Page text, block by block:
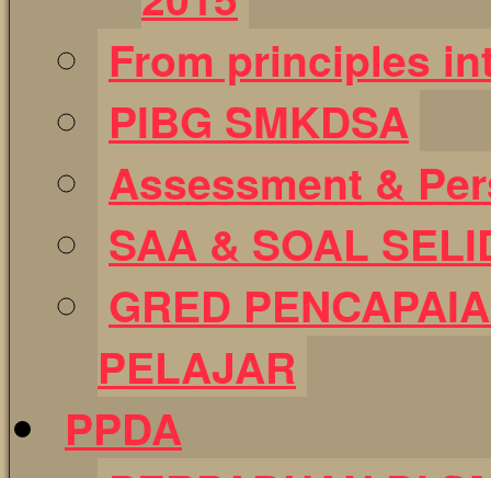
From principles
PIBG SMKDSA
Assessment &
SAA & SOAL
GRED
PELAJAR
PPDA